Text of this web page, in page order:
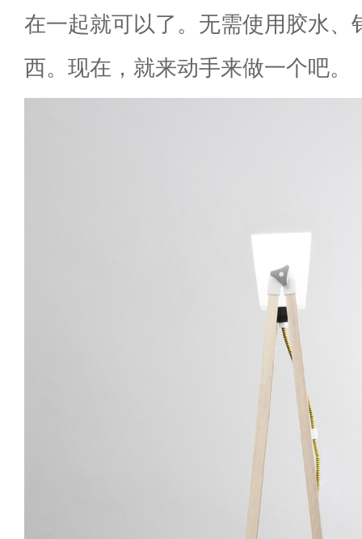
在一起就可以了。无需使用胶水、
西。现在，就来动手来做一个吧。